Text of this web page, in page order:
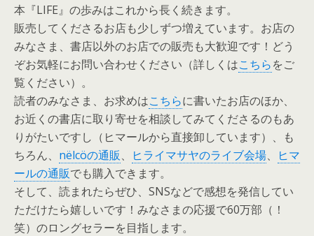
本『LIFE』の歩みはこれから長く続きます。
販売してくださるお店も少しずつ増えています。お店の
みなさま、書店以外のお店での販売も大歓迎です！どう
ぞお気軽にお問い合わせください（詳しくはこちらをご
覧ください）。
読者のみなさま、お求めはこちらに書いたお店のほか、
お近くの書店に取り寄せを相談してみてくださるのもあ
りがたいですし（ヒマールから直接卸しています）、も
ちろん、 nëlcöの通販、 ヒライマサヤのライブ会場、
ヒマ
ールの通販でも購入できます。
そして、読まれたらぜひ、SNSなどで感想を発信してい
ただけたら嬉しいです！みなさまの応援で60万部（！
笑）のロングセラーを目指します。